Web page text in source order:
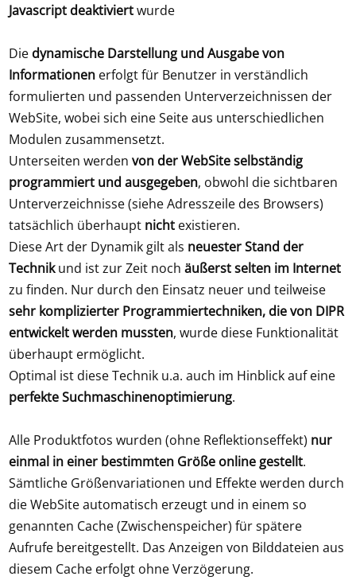
Javascript deaktiviertwurde
Die dynamische Darstellung und Ausgabe von
Informationen erfolgt für Benutzer in verständlich
formulierten und passenden Unterverzeichnissen der
WebSite, wobei sich eine Seite aus unterschiedlichen
Modulen zusammensetzt.
Unterseiten werdenvon der WebSite selbständig
programmiert und ausgegeben, obwohl die sichtbaren
Unterverzeichnisse (siehe Adresszeile des Browsers)
tatsächlich überhaupt nicht existieren.
Diese Art der Dynamik gilt als neuester Stand der
Technikund ist zur Zeit nochäußerst selten im Internet
zu finden. Nur durch den Einsatz neuer und teilweise
sehr komplizierter Programmiertechniken, die von DIPR
entwickelt werden mussten, wurde diese Funktionalität
überhaupt ermöglicht.
Optimal ist diese Technik u.a. auch im Hinblick auf eine
perfekte Suchmaschinenoptimierung.
Alle Produktfotos wurden (ohne Reflektionseffekt) nur
einmal in einer bestimmten Größe online gestellt.
Sämtliche Größenvariationen und Effekte werden durch
die WebSite automatisch erzeugt und in einem so
genannten Cache (Zwischenspeicher) für spätere
Aufrufe bereitgestellt. Das Anzeigen von Bilddateien aus
diesem Cache erfolgt ohne Verzögerung.